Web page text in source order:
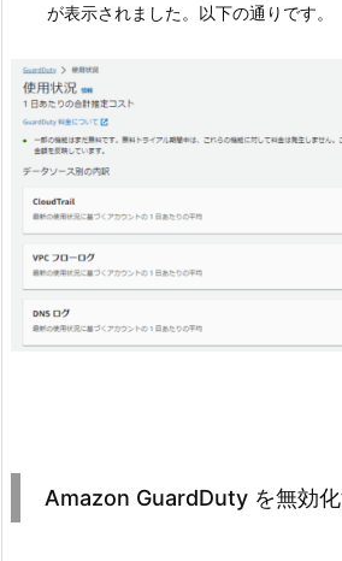
が表示されました。以下の通りです。
Amazon GuardDuty を無効